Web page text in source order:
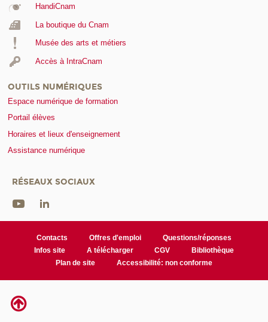
HandiCnam
La boutique du Cnam
Musée des arts et métiers
Accès à IntraCnam
OUTILS NUMÉRIQUES
Espace numérique de formation
Portail élèves
Horaires et lieux d'enseignement
Assistance numérique
RÉSEAUX SOCIAUX
Contacts Offres d'emploi
Questions/réponses
Infos site
A télécharger CGV
Bibliothèque
Plan de site
Accessibilité: non conforme